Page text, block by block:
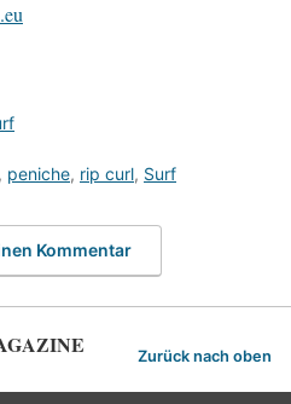
, peniche, rip curl, Surf
Kommentar
Zurück nach oben